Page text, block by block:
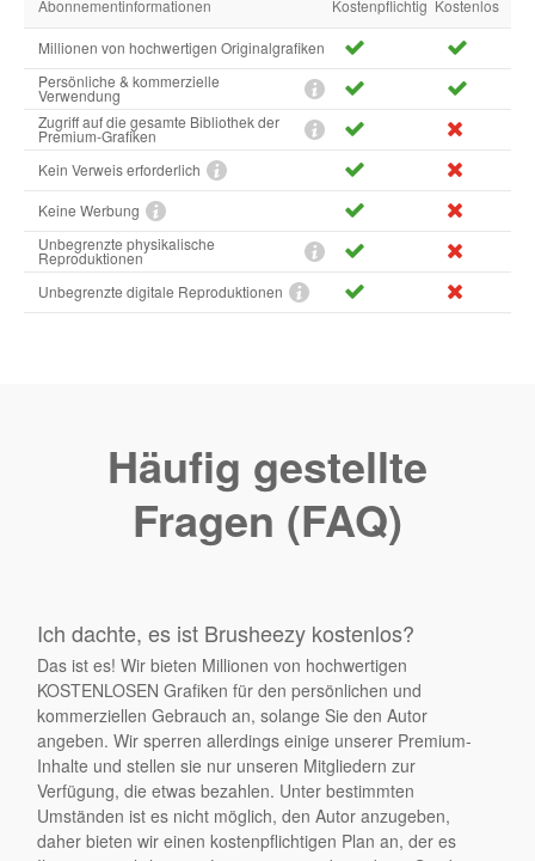
Abonnementinformationen Kostenpflichtig Kostenlos
Millionen von hochwertigen Originalgrafiken
Persönliche & kommerzielle
Verwendung
Zugriff auf die gesamte Bibliothek der
Premium-Grafiken
Kein Verweis erforderlich
Keine Werbung
Unbegrenzte physikalische
Reproduktionen
Unbegrenzte digitale Reproduktionen
Häufig gestellte
Fragen (FAQ)
Ich dachte, es ist Brusheezy kostenlos?
Das ist es! Wir bieten Millionen von hochwertigen
KOSTENLOSEN Grafiken für den persönlichen und
kommerziellen Gebrauch an, solange Sie den Autor
angeben. Wir sperren allerdings einige unserer Premium-
Inhalte und stellen sie nur unseren Mitgliedern zur
Verfügung, die etwas bezahlen. Unter bestimmten
Umständen ist es nicht möglich, den Autor anzugeben,
daher bieten wir einen kostenpflichtigen Plan an, der es